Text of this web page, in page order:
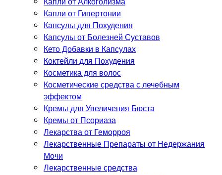
Капли от Гипертонии
Капсулы для Похудения
Капсулы от Болезней Суставов
Кето Добавки в Капсулах
Коктейли для Похудения
Косметика для волос
Косметические средства с лечебным
эффектом
Кремы для Увеличения Бюста
Кремы от Псориаза
Лекарства от Геморроя
Лекарственные Препараты от Недержания
Мочи
Лекарственные средства